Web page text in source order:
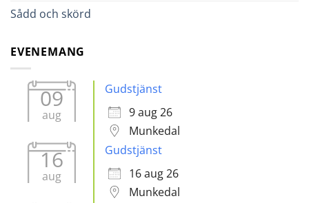
Sådd och skörd
EVENEMANG
09
aug
Gudstjänst
9 aug 26
Munkedal
16
aug
Gudstjänst
16 aug 26
Munkedal